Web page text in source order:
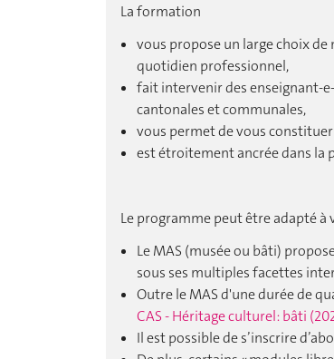
La formation
vous propose un large choix
quotidien professionnel,
fait intervenir des enseignant-
cantonales et communales,
vous permet de vous
est étroitement ancrée dans la
Le programme peut être adapté
Le MAS (musée ou bâti)
sous ses multiples facettes
Outre le MAS d'une durée de
CAS - Héritage culturel: bâti
Il est possible de s’inscrire